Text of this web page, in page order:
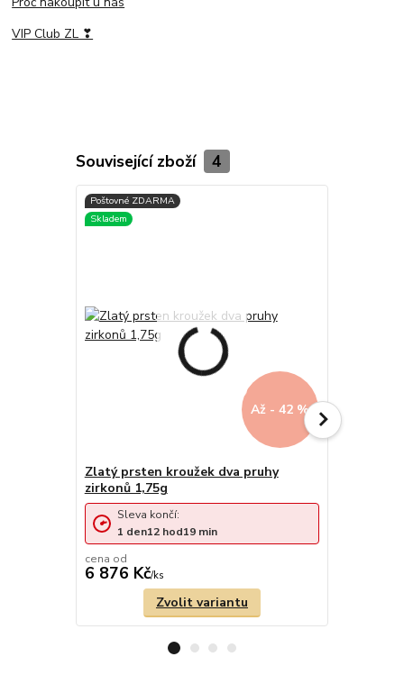
VIP Club ZL ❣
Související zboží 4
Až - 42 %
Zlatý prsten kroužek dva pruhy
zirkonů 1,75g
cena od
6 876 Kč/ks
Sleva končí:
1 den12 hod19 min
Zvolit variantu